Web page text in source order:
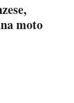
moto